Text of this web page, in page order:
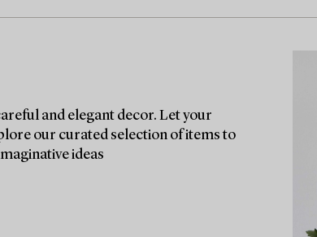
and elegant decor. Let your
our curated selection of items to
ideas